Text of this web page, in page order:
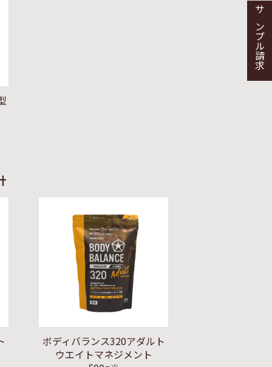
サンプル請求
ボディバランス320アダルト
ウエイトマネジメント